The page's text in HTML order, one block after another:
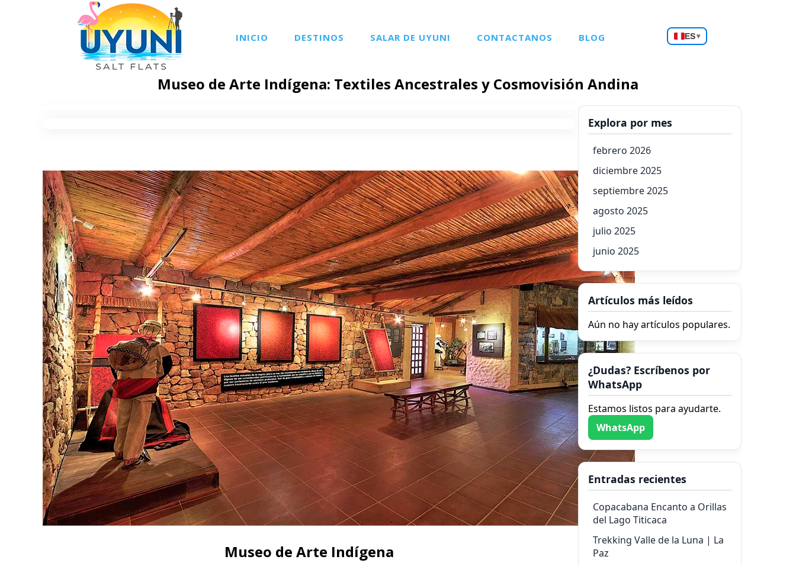
INICIO DESTINOS SALAR DE UYUNI CONTACTANOS BLOG
Choose
a
ES▾
Museo de Arte Indígena: Textiles Ancestrales y Cosmovisión Andina
Museo de Arte Indígena
Explora por mes
febrero 2026
diciembre 2025
septiembre 2025
agosto 2025
julio 2025
junio 2025
Artículos más leídos
Aún no hay artículos populares.
¿Dudas? Escríbenos por
WhatsApp
Estamos listos para ayudarte.
WhatsApp
Entradas recientes
Copacabana Encanto a Orillas
del Lago Titicaca
Trekking Valle de la Luna | La
Paz